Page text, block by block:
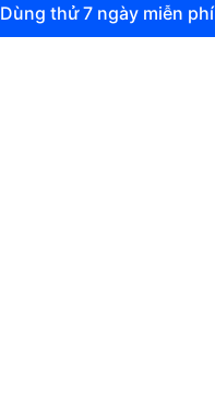
Dùng thử 7 ngày miễn phí